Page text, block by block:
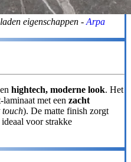
eigenschappen -Arpa
hightech, moderne look. Het
met een zacht
touch). De matte finish zorgt
voor strakke